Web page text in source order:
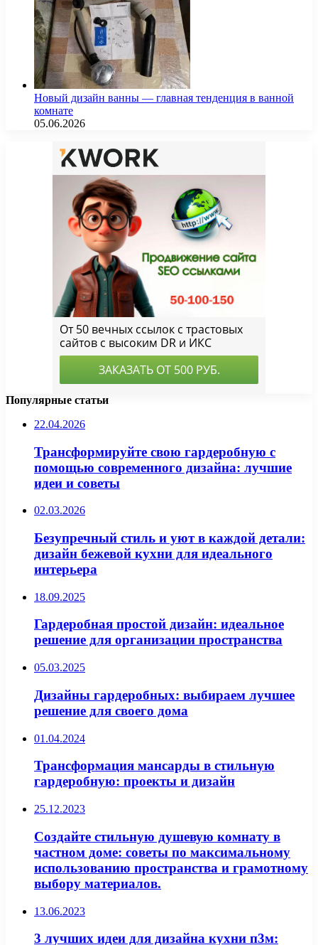
Новый дизайн ванны — главная тенденция в ванной
комнате
05.06.2026
Популярные статьи
22.04.2026
Трансформируйте свою гардеробную с
помощью современного дизайна: лучшие
идеи и советы
02.03.2026
Безупречный стиль и уют в каждой детали:
дизайн бежевой кухни для идеального
интерьера
18.09.2025
Гардеробная простой дизайн: идеальное
решение для организации пространства
05.03.2025
Дизайны гардеробных: выбираем лучшее
решение для своего дома
01.04.2024
Трансформация мансарды в стильную
гардеробную: проекты и дизайн
25.12.2023
Создайте стильную душевую комнату в
частном доме: советы по максимальному
использованию пространства и грамотному
выбору материалов.
13.06.2023
3 лучших идеи для дизайна кухни п3м: